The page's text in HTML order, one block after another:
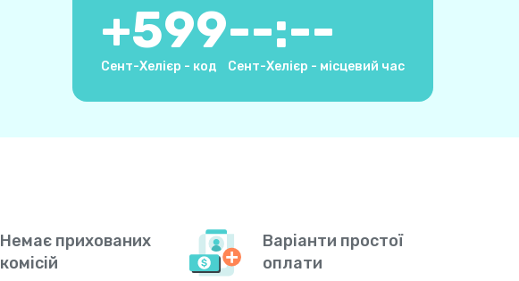
+599
Сент-Хелієр - код
--:--
Сент-Хелієр - місцевий час
Немає прихованих
комісій
Варіанти простої
оплати